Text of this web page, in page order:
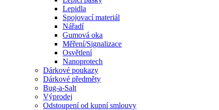
Lepidla
Spojovací materiál
Nářadí
Gumová oka
Měření/Signalizace
Osvětlení
Nanoprotech
Dárkové poukazy
Dárkové předměty
Bug-a-Salt
Výprodej
Odstoupení od kupní smlouvy